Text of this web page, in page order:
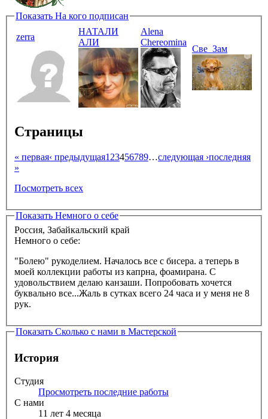
Показать На кого подписан
zerra
НАТАЛИ
АЛИ
Alena
Chereomina
Све_Зам
Страницы
« первая‹ предыдущая1 23456789…следующая ›последняя
»
Посмотреть всех
Показать Немного о себе
Россия, Забайкальский край
Немного о себе:
"Болею" рукоделием. Началось все с бисера. а теперь в
моей коллекции работы из капрна, фоамирана. С
удовольствием делаю канзаши. Попробовать хочется
буквально все...Жаль в сутках всего 24 часа и у меня не 8
рук.
Показать Сколько с нами в Мастерской
История
Студия
Просмотреть последние работы
С нами
11 лет 4 месяца